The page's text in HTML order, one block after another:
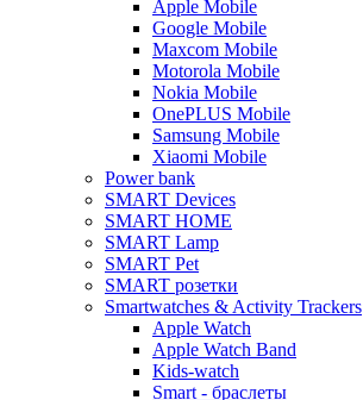
Apple Mobile
Google Mobile
Maxcom Mobile
Motorola Mobile
Nokia Mobile
OnePLUS Mobile
Samsung Mobile
Xiaomi Mobile
Power bank
SMART Devices
SMART HOME
SMART Lamp
SMART Pet
SMART розетки
Smartwatches & Activity Trackers
Apple Watch
Apple Watch Band
Kids-watch
Smart - браслеты